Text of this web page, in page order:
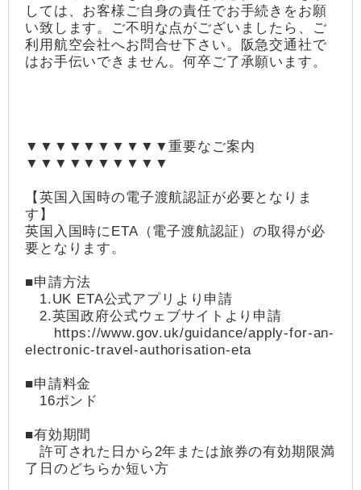
しては、お客様ご自身の責任でお手続きをお願
い致します。ご不明な点がございましたら、ご
利用航空会社へお問合せ下さい。阪急交通社で
はお手伝いできません。何卒ご了承願います。
▼▼▼▼▼▼▼▼▼▼重要なご案内
▼▼▼▼▼▼▼▼▼▼
【英国入国時の電子渡航認証が必要となりま
す】
英国入国時にETA（電子渡航認証）の取得が必
要となります。
■申請方法
1.UK ETA公式アプリより申請
2.英国政府公式ウェブサイトより申請
https://www.gov.uk/guidance/apply-for-an-
electronic-travel-authorisation-eta
■申請料金
16ポンド
■有効期間
許可された日から2年または旅券の有効期限満
了日のどちらか短い方